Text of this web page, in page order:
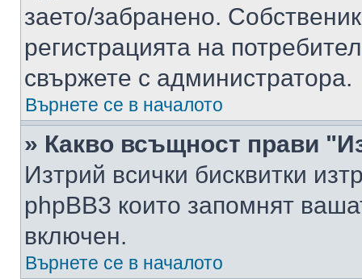
заето/забранено.
регистрацията на
свържете с администратора.
Върнете се в началото
» Какво всъщност прави
Изтрий всички бисквитки
phpBB3 които запомнят
включен.
Върнете се в началото